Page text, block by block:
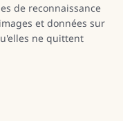
de reconnaissance
et données sur
ne quittent